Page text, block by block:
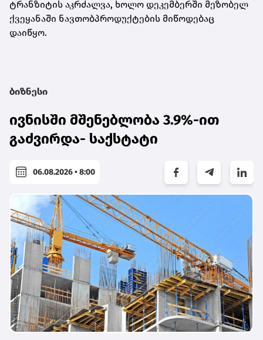
ტრანზიტის აკრძალვა, ხოლო დეკემბერში მეზობელ
ქვეყანაში ნავთობპროდუქტების მიწოდებაც
დაიწყო.
ბიზნესი
ივნისში მშენებლობა 3.9%-ით
გაძვირდა- საქსტატი
06.08.2026 • 8:00